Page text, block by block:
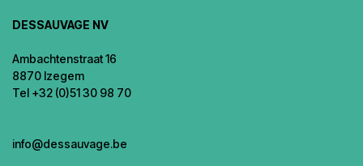
DESSAUVAGE NV
Ambachtenstraat 16
8870 Izegem
Tel +32 (0)51 30 98 70
info@dessauvage.be